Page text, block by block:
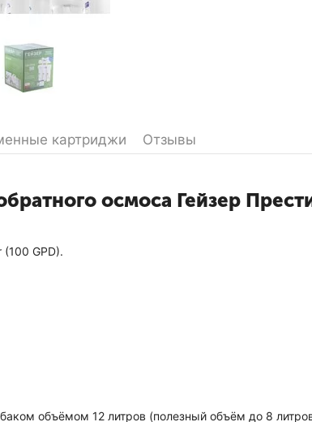
картриджи Отзывы
осмоса Гейзер
GPD).
объёмом 12 литров (полезный объём до 8